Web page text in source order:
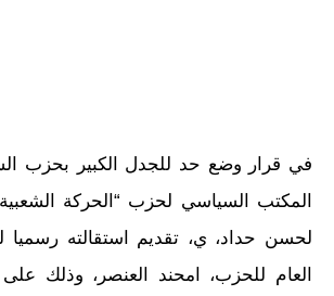
في قرار وضع حد للجدل الكبير بحزب
المكتب السياسي لحزب “الحركة
لحسن حداد، ي، تقديم استقالته رسميا
العام للحزب، امحند العنصر، وذلك